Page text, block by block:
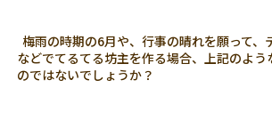
梅雨の時期の6月や、行事の晴れを願って、
などでてるてる坊主を作る場合、上記のよう
のではないでしょうか？